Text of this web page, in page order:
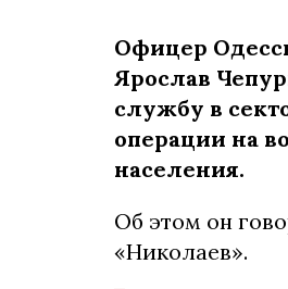
Офицер
Ярослав
службу в
операции на
населения.
Об этом он
«Николаев».